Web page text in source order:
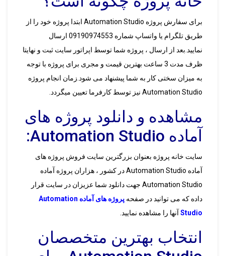
برای سفارش پروژه Automation Studio ابتدا پروژه خود را از
طریق تلگرام یا واتساپ شماره 09190974553 ارسال
نمایید.بعد از ارسال ، پروژه شما توسط اپراتور سایت ثبت و نهایتا
ظرف مدت 3 ساعت بهترین قیمت و مجری برای پروژه با توجه
به میزان سختی کار به شما پیشنهاد می شود.زمان انجام پروژه
Automation Studio نیز توسط کارفرما تعیین میگردد.
مشاهده و دانلود پروژه های
آماده Automation Studio:
سایت خانه پروژه بعنوان بزرگترین سایت فروش پروژه های
آماده Automation Studio در کشور ، هزاران پروژه آماده
Automation Studio جهت دانلود شما عزیزان در سایت قرار
داده که می توانید در صفحه
پروژه های آماده Automation
Studio آنها را مشاهده نمایید.
انتخاب بهترین متخصصان